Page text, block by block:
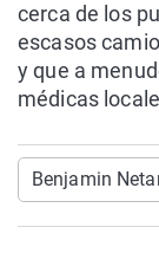
cerca de los
escasos
y que a
médicas
Benjamin